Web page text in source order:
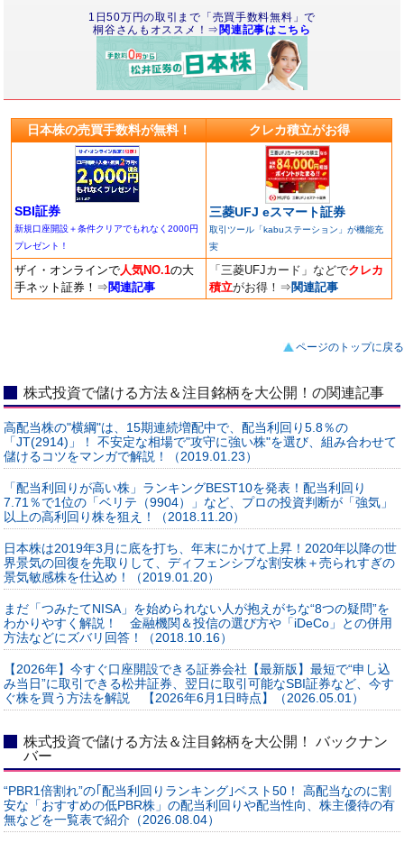
1日50万円の取引まで「売買手数料無料」で
桐谷さんもオススメ！⇒ 関連記事はこちら
日本株の売買手数料が無料！ クレカ積立がお得
SBI証券
新規口座開設＋条件クリアでもれなく2000円
プレゼント！
三菱UFJ eスマート証券
取引ツール「kabuステーション」が機能充
実
ザイ・オンラインで 人気NO.1の大
手ネット証券！ ⇒ 関連記事
「三菱UFJカード」などでクレカ
積立がお得！ ⇒ 関連記事
ページのトップに戻る
株式投資で儲ける方法＆注目銘柄を大公開！の関連記事
高配当株の"横綱"は、15期連続増配中で、配当利回り5.8％の
「JT(2914)」！ 不安定な相場で"攻守に強い株"を選び、組み合わせて
儲けるコツをマンガで解説！（2019.01.23）
「配当利回りが高い株」ランキングBEST10を発表！配当利回り
7.71％で1位の「ベリテ（9904）」など、プロの投資判断が「強気」
以上の高利回り株を狙え！（2018.11.20）
日本株は2019年3月に底を打ち、年末にかけて上昇！2020年以降の世
界景気の回復を先取りして、ディフェンシブな割安株＋売られすぎの
景気敏感株を仕込め！（2019.01.20）
まだ「つみたてNISA」を始められない人が抱えがちな“8つの疑問”を
わかりやすく解説！ 金融機関＆投信の選び方や「iDeCo」との併用
方法などにズバリ回答！（2018.10.16）
【2026年】今すぐ口座開設できる証券会社【最新版】最短で“申し込
み当日”に取引できる松井証券、翌日に取引可能なSBI証券など、今す
ぐ株を買う方法を解説 【2026年6月1日時点】（2026.05.01）
株式投資で儲ける方法＆注目銘柄を大公開！ バックナン
バー
“PBR1倍割れ”の｢配当利回りランキング｣ベスト50！ 高配当なのに割
安な「おすすめの低PBR株」の配当利回りや配当性向、株主優待の有
無などを一覧表で紹介（2026.08.04）